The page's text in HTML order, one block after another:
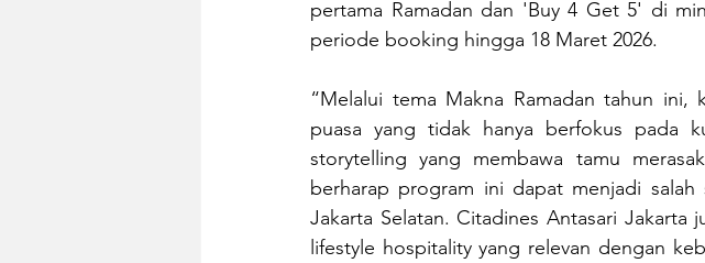
pertama Ramadan dan 'Buy 4 Get 5' di
periode booking hingga 18 Maret 2026.
“Melalui tema Makna Ramadan tahun ini,
puasa yang tidak hanya berfokus pada
storytelling yang membawa tamu
berharap program ini dapat menjadi
Jakarta Selatan. Citadines Antasari
lifestyle hospitality yang relevan dengan